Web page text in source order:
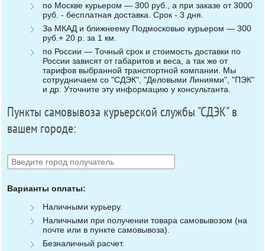
по Москве курьером — 300 руб., а при заказе от 3000
руб. - бесплатная доставка. Срок - 3 дня.
За МКАД и ближнеему Подмосковью курьером — 300
руб.+ 20 р. за 1 км.
по России — Точный срок и стоимость доставки по
России зависят от габаритов и веса, а так же от
тарифов выбранной транспортной компании. Мы
сотрудничаем со "СДЭК", "Деловыми Линиями", "ПЭК"
и др. Уточните эту информацию у консультанта.
Пункты самовывоза курьерской службы "СДЭК" в
вашем городе:
Варианты оплаты:
Наличными курьеру.
Наличными при получении товара самовывозом (на
почте или в пункте самовывоза).
Безналичный расчет.